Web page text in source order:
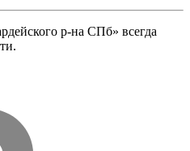
р-на СПб» всегда